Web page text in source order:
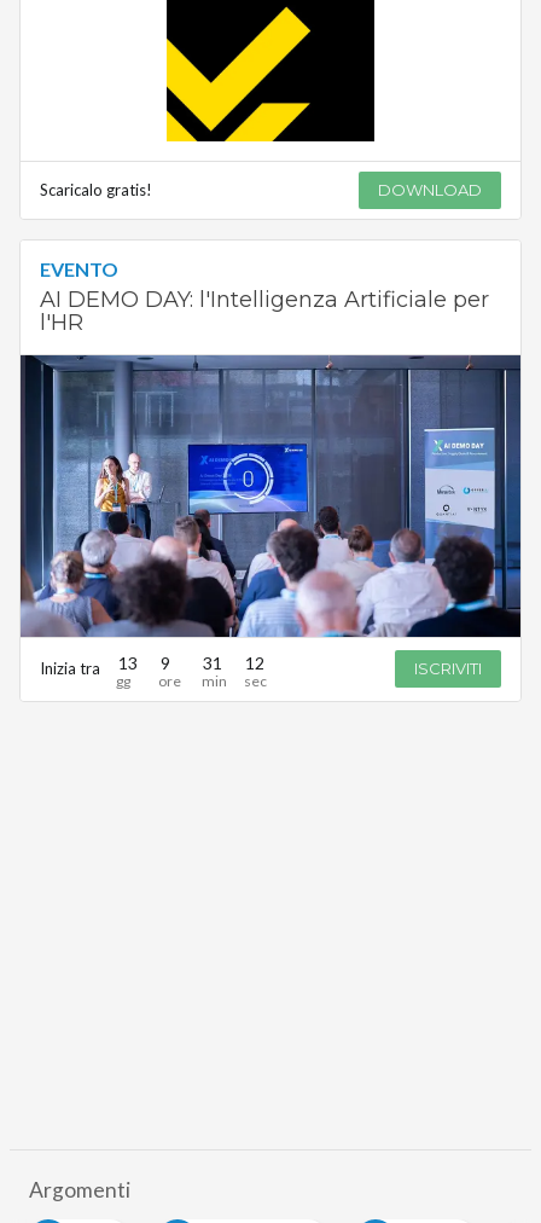
Scaricalo gratis! DOWNLOAD
EVENTO
AI DEMO DAY: l'Intelligenza Artificiale per
l'HR
Inizia tra 13 9 31 12 ISCRIVITI
Argomenti